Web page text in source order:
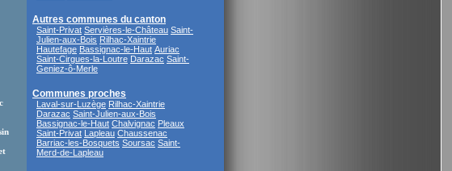
Autres communes du canton
Saint-Privat Servières-le-Château Saint-
Julien-aux-Bois Rilhac-Xaintrie
Hautefage Bassignac-le-Haut Auriac
Saint-Cirgues-la-Loutre Darazac Saint-
Geniez-ô-Merle
Communes proches
Laval-sur-Luzège Rilhac-Xaintrie
Darazac Saint-Julien-aux-Bois
Bassignac-le-Haut Chalvignac Pleaux
Saint-Privat Lapleau Chaussenac
Barriac-les-Bosquets Soursac Saint-
Merd-de-Lapleau